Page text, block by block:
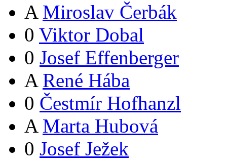
A Miroslav Čerbák
0 Viktor Dobal
0 Josef Effenberger
A René Hába
0 Čestmír Hofhanzl
A Marta Hubová
0 Josef Ježek